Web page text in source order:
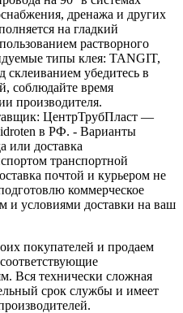
дренажа и других
на гладкий
растворного
типы клея: TANGIT,
склеиванием убедитесь в
соблюдайте время
производителя.
ЦентрТрубПласт —
в РФ. - Варианты
или доставка
транспортной
почтой и курьером не
коммерческое
и условиями доставки на ваш
покупателей и продаем
Вся технически сложная
срок службы и имеет